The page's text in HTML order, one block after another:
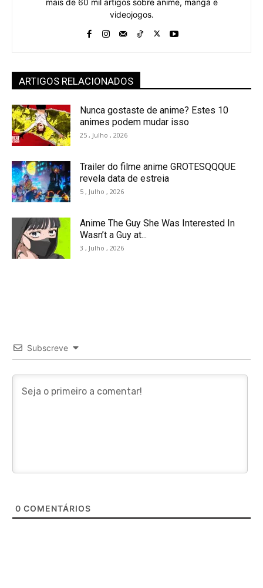
videojogos.
ARTIGOS RELACIONADOS
Nunca gostaste de anime? Estes 10
animes podem mudar isso
25 , Julho , 2026
Trailer do filme anime GROTESQQQUE
revela data de estreia
5 , Julho , 2026
Anime The Guy She Was Interested In
Wasn’t a Guy at...
3 , Julho , 2026
Subscreve
0 COMENTÁRIOS